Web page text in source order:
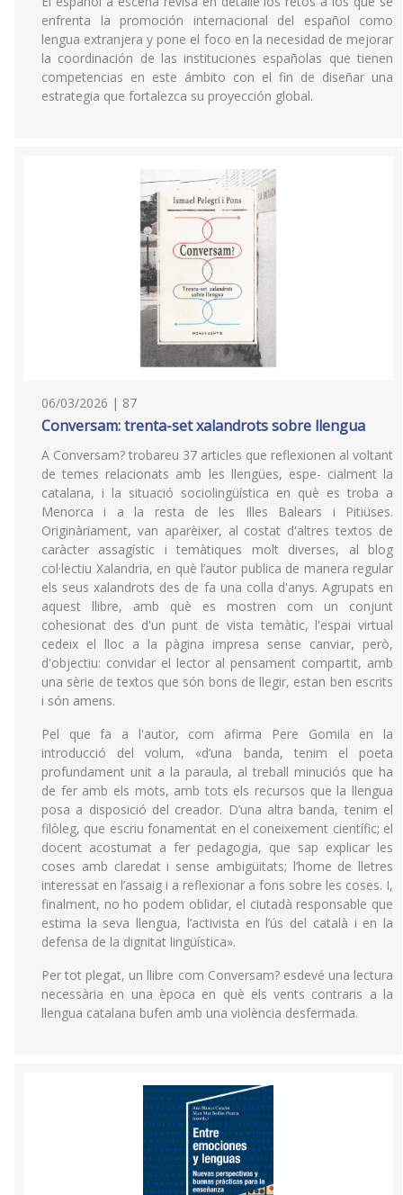
enfrenta la promoción internacional del español como
lengua extranjera y pone el foco en la necesidad de mejorar
la coordinación de las instituciones españolas que tienen
competencias en este ámbito con el fin de diseñar una
estrategia que fortalezca su proyección global.
06/03/2026 | 87
Conversam: trenta-set xalandrots sobre llengua
A Conversam? trobareu 37 articles que reflexionen al voltant
de temes relacionats amb les llengües, espe- cialment la
catalana, i la situació sociolingüística en què es troba a
Menorca i a la resta de les Illes Balears i Pitiüses.
Originàriament, van aparèixer, al costat d'altres textos de
caràcter assagístic i temàtiques molt diverses, al blog
col·lectiu Xalandria, en què l’autor publica de manera regular
els seus xalandrots des de fa una colla d'anys. Agrupats en
aquest llibre, amb què es mostren com un conjunt
cohesionat des d'un punt de vista temàtic, l'espai virtual
cedeix el lloc a la pàgina impresa sense canviar, però,
d'objectiu: convidar el lector al pensament compartit, amb
una sèrie de textos que són bons de llegir, estan ben escrits
i són amens.
Pel que fa a l'autor, com afirma Pere Gomila en la
introducció del volum, «d’una banda, tenim el poeta
profundament unit a la paraula, al treball minuciós que ha
de fer amb els mots, amb tots els recursos que la llengua
posa a disposició del creador. D’una altra banda, tenim el
filòleg, que escriu fonamentat en el coneixement científic; el
docent acostumat a fer pedagogia, que sap explicar les
coses amb claredat i sense ambigüitats; l’home de lletres
interessat en l’assaig i a reflexionar a fons sobre les coses. I,
finalment, no ho podem oblidar, el ciutadà responsable que
estima la seva llengua, l’activista en l’ús del català i en la
defensa de la dignitat lingüística».
Per tot plegat, un llibre com Conversam? esdevé una lectura
necessària en una època en què els vents contraris a la
llengua catalana bufen amb una violència desfermada.